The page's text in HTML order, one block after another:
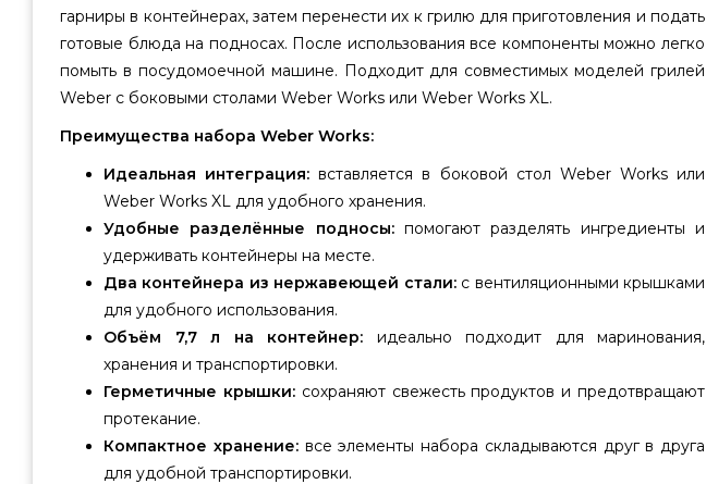
гарниры в контейнерах, затем перенести их к грилю для приготовления и подать
готовые блюда на подносах. После использования все компоненты можно легко
помыть в посудомоечной машине. Подходит для совместимых моделей грилей
Weber с боковыми столами Weber Works или Weber Works XL.
Преимущества набора Weber Works:
Идеальная интеграция: вставляется в боковой стол Weber Works или
Weber Works XL для удобного хранения.
Удобные разделённые подносы:помогают разделять ингредиенты и
удерживать контейнеры на месте.
Два контейнера из нержавеющей стали:с вентиляционными крышками
для удобного использования.
Объём 7,7 л на контейнер: идеально подходит для маринования,
хранения и транспортировки.
Герметичные крышки:сохраняют свежесть продуктов и предотвращают
протекание.
Компактное хранение:все элементы набора складываются друг в друга
для удобной транспортировки.